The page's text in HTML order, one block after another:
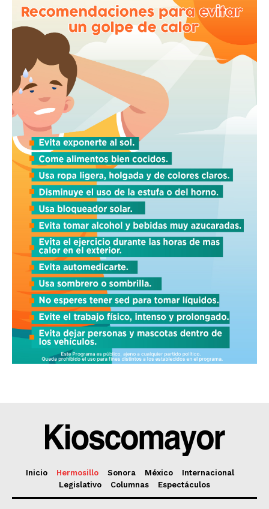
Inicio Hermosillo Sonora México
Internacional
Legislativo
Columnas Espectáculos